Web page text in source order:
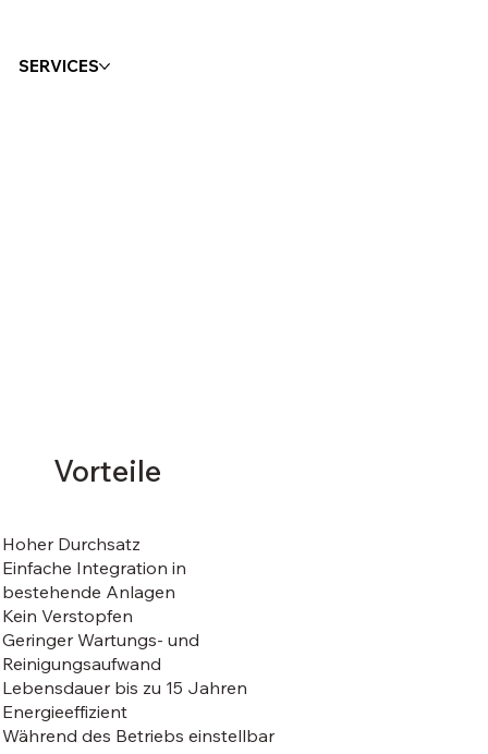
SERVICES
Vorteile
Hoher Durchsatz
Einfache Integration in
bestehende Anlagen
Kein Verstopfen
Geringer Wartungs- und
Reinigungsaufwand
Lebensdauer bis zu 15 Jahren
Energieeffizient
Während des Betriebs einstellbar